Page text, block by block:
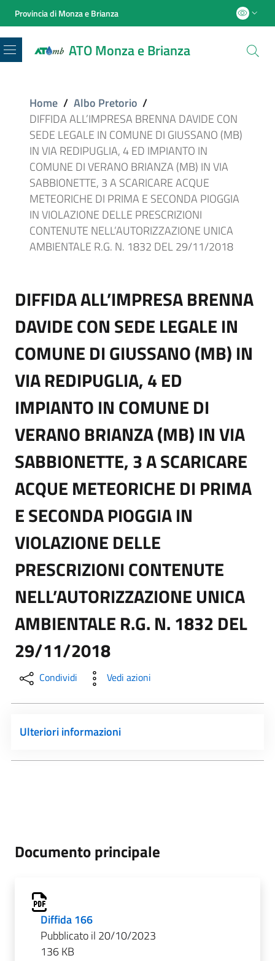
Provincia di Monza e Brianza
ATO Monza e Brianza
Menu
Home / Albo Pretorio /
DIFFIDA ALL’IMPRESA BRENNA DAVIDE CON
SEDE LEGALE IN COMUNE DI GIUSSANO (MB)
IN VIA REDIPUGLIA, 4 ED IMPIANTO IN
COMUNE DI VERANO BRIANZA (MB) IN VIA
SABBIONETTE, 3 A SCARICARE ACQUE
METEORICHE DI PRIMA E SECONDA PIOGGIA
IN VIOLAZIONE DELLE PRESCRIZIONI
CONTENUTE NELL’AUTORIZZAZIONE UNICA
AMBIENTALE R.G. N. 1832 DEL 29/11/2018
DIFFIDA ALL’IMPRESA BRENNA
DAVIDE CON SEDE LEGALE IN
COMUNE DI GIUSSANO (MB) IN
VIA REDIPUGLIA, 4 ED
IMPIANTO IN COMUNE DI
VERANO BRIANZA (MB) IN VIA
SABBIONETTE, 3 A SCARICARE
ACQUE METEORICHE DI PRIMA
E SECONDA PIOGGIA IN
VIOLAZIONE DELLE
PRESCRIZIONI CONTENUTE
NELL’AUTORIZZAZIONE UNICA
AMBIENTALE R.G. N. 1832 DEL
29/11/2018
Condividi Vedi azioni
Ulteriori informazioni
Documento principale
Diffida 166
Pubblicato il 20/10/2023
136 KB